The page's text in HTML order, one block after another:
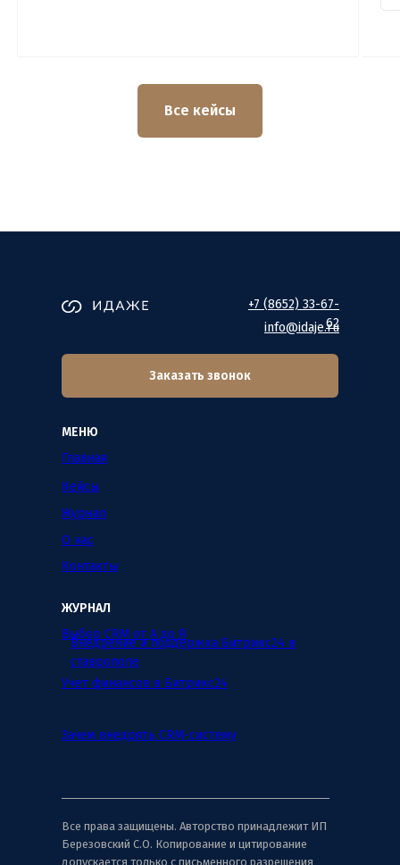
Все кейсы
МЕНЮ
ЖУРНАЛ
Главная
Выбор CRM от А до Я
Внедрение и поддержка Битрикс24 в
ставрополе
+7 (8652) 33-67-
62
info@idaje.ru
Учет финансов в Битрикс24
Зачем внедрять CRM-систему
Кейсы
Журнал
О нас
Контакты
Все права защищены. Авторство принадлежит ИП
Березовский С.О. Копирование и цитирование
допускается только с письменного разрешения
Заказать звонок